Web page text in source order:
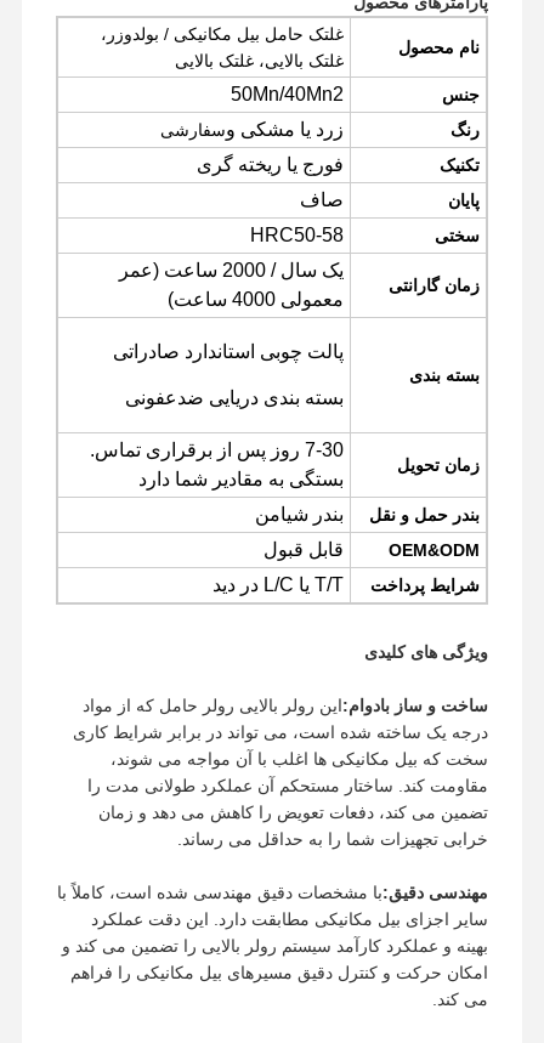
خانه محصولات فیلم های نمایش VR
نام محصول
غلتک حامل بیل مکانیکی / بولدوزر،
غلتک بالایی، غلتک بالایی
جنس
50Mn/40Mn2
رنگ زرد یا مشکی وسفارشی
تکنیک
فورج یا ریخته گری
پایان صاف
سختی HRC50-58
زمان گارانتی
یک سال / 2000 ساعت (عمر
معمولی 4000 ساعت)
بسته بندی
پالت چوبی استاندارد صادراتی
بسته بندی دریایی ضدعفونی
زمان تحویل
7-30 روز پس از برقراری تماس.
بستگی به مقادیر شما دارد
بندر حمل و نقل بندر شیامن
OEM&ODM قابل قبول
شرایط پرداخت T/T یا L/C در دید
ویژگی های کلیدی
ساخت و ساز بادوام:این رولر بالایی رولر حامل که از مواد
درجه یک ساخته شده است، می تواند در برابر شرایط کاری
سخت که بیل مکانیکی ها اغلب با آن مواجه می شوند،
مقاومت کند. ساختار مستحکم آن عملکرد طولانی مدت را
تضمین می کند، دفعات تعویض را کاهش می دهد و زمان
خرابی تجهیزات شما را به حداقل می رساند.
مهندسی دقیق:با مشخصات دقیق مهندسی شده است، کاملاً با
سایر اجزای بیل مکانیکی مطابقت دارد. این دقت عملکرد
بهینه و عملکرد کارآمد سیستم رولر بالایی را تضمین می کند و
امکان حرکت و کنترل دقیق مسیرهای بیل مکانیکی را فراهم
می کند.